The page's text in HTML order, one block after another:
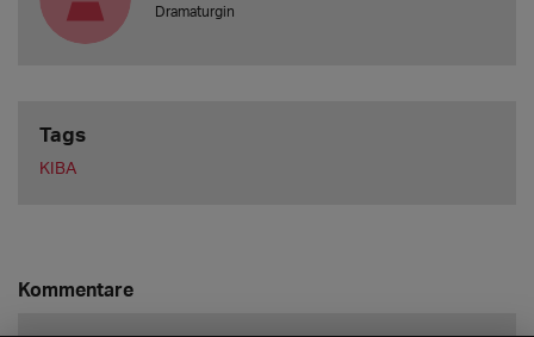
Dramaturgin
Tags
KIBA
Kommentare